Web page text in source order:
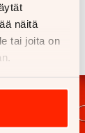
näitä
tai joita on